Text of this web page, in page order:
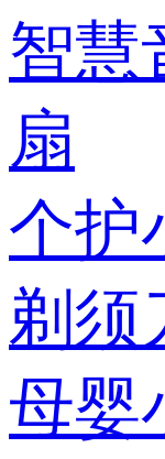
智慧
扇
个护
剃须
母婴